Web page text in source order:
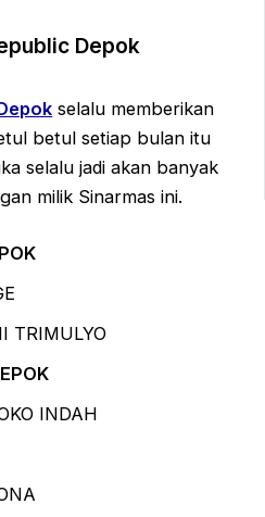
Depok
selalu memberikan
betul setiap bulan itu
selalu jadi akan banyak
milik Sinarmas ini.
TRIMULYO
INDAH